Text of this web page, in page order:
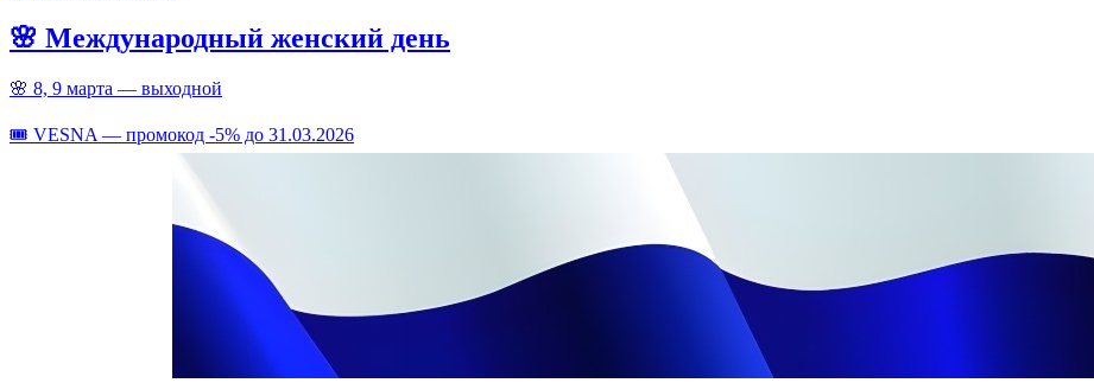
🌸 Международный женский день
🌸 8, 9 марта — выходной
🎟️ VESNA — промокод -5% до 31.03.2026